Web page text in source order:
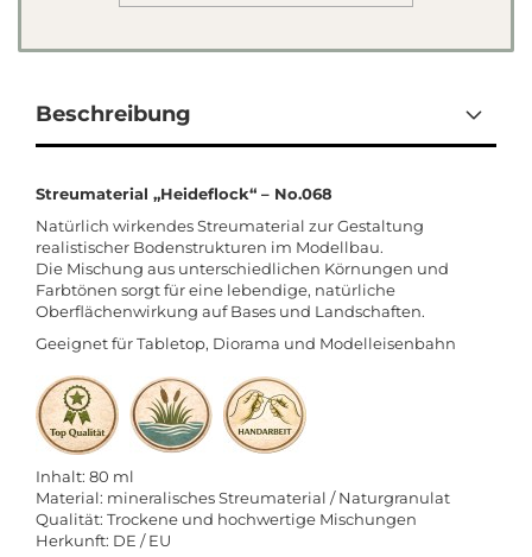
Beschreibung
Streumaterial „Heideflock“ – No.068
Natürlich wirkendes Streumaterial zur Gestaltung
realistischer Bodenstrukturen im Modellbau.
Die Mischung aus unterschiedlichen Körnungen und
Farbtönen sorgt für eine lebendige, natürliche
Oberflächenwirkung auf Bases und Landschaften.
Geeignet für Tabletop, Diorama und Modelleisenbahn
Inhalt: 80 ml
Material: mineralisches Streumaterial / Naturgranulat
Qualität: Trockene und hochwertige Mischungen
Herkunft: DE / EU